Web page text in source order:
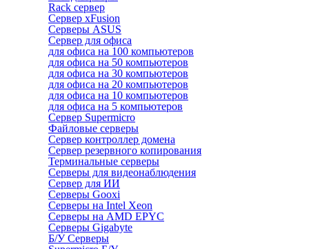
Rack сервер
Сервер xFusion
Серверы ASUS
Сервер для офиса
для офиса на 100 компьютеров
для офиса на 50 компьютеров
для офиса на 30 компьютеров
для офиса на 20 компьютеров
для офиса на 10 компьютеров
для офиса на 5 компьютеров
Сервер Supermicro
Файловые серверы
Сервер контроллер домена
Сервер резервного копирования
Терминальные серверы
Серверы для видеонаблюдения
Сервер для ИИ
Серверы Gooxi
Серверы на Intel Xeon
Серверы на AMD EPYC
Серверы Gigabyte
Б/У Серверы